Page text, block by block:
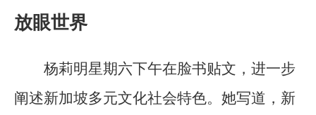
放眼世界
杨莉明星期六下午在脸书贴文，进一步
阐述新加坡多元文化社会特色。她写道，新